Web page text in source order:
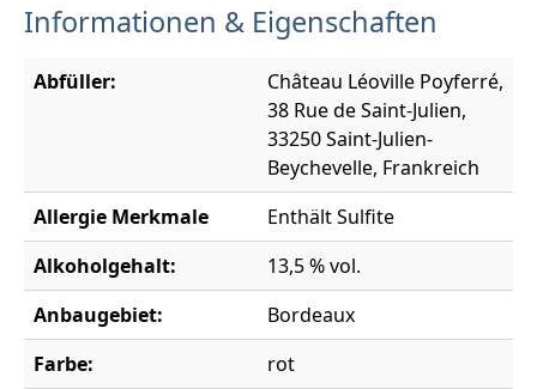
Informationen & Eigenschaften
Abfüller:
Château Léoville Poyferré,
38 Rue de Saint-Julien,
33250 Saint-Julien-
Beychevelle, Frankreich
Allergie Merkmale
Enthält Sulfite
Alkoholgehalt:
13,5 % vol.
Anbaugebiet:
Bordeaux
Farbe:
rot